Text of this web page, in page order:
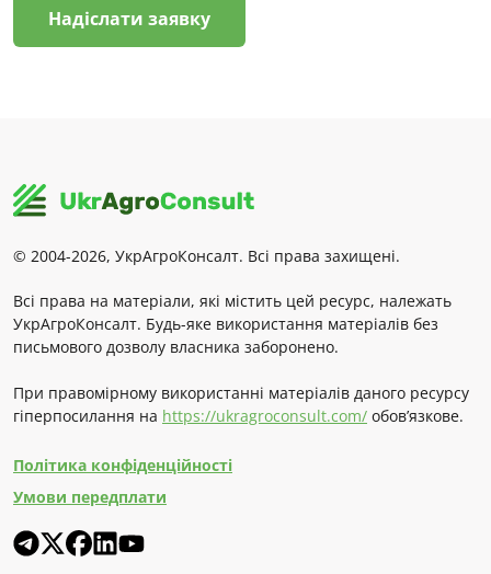
Надіслати заявку
© 2004-2026, УкрАгроКонсалт. Всі права захищені.
Всі права на матеріали, які містить цей ресурс, належать
УкрАгроКонсалт. Будь-яке використання матеріалів без
письмового дозволу власника заборонено.
При правомірному використанні матеріалів даного ресурсу
гіперпосилання на https://ukragroconsult.com/ обов’язкове.
Політика конфіденційності
Умови передплати